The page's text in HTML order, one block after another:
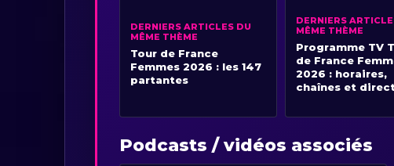
DERNIERS ARTICLES DU
MÊME THÈME
Tour de France
Femmes 2026 : les 147
partantes
DERNIERS
MÊME THÈME
Programme TV
de France
2026 : horaires,
chaînes et
Podcasts / vidéos associés